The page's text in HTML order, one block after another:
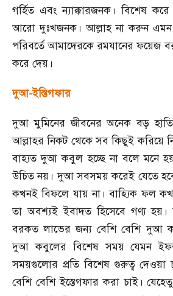
গর্হিত এবং ন্যাক্কারজনক। বিশেষ
আরো দুঃখজনক। আল্লাহ না করুন এমন
পরিবর্তে আমাদেরকে রমযানের ফয়েজ
করে দেয়।
দুআ-ইস্তিগফার
দুআ মুমিনের জীবনের অনেক বড়
আল্লাহর নিকট থেকে সব কিছুই করিয়ে
বাহ্যত দুআ কবুল হচ্ছে না বলে মনে
উচিত নয়। দুআ সবসময় করেই যেতে
কখনই বিফলে যায় না। বাহ্যিক ফল
তা অবশ্যই ইবাদত হিসেবে গণ্য
বরকত লাভের জন্য বেশি বেশি দুআ
দুআ কবুলের বিশেষ সময় যেমন
সময়গুলোর প্রতি বিশেষ গুরুত্ব দেওয়া
বেশি বেশি ইস্তেগফার করা চাই।